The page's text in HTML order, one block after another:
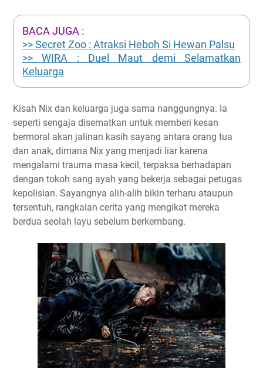
BACA JUGA :
>> Secret Zoo : Atraksi Heboh Si Hewan Palsu
>> WIRA : Duel Maut demi Selamatkan
Keluarga
Kisah Nix dan keluarga juga sama nanggungnya. Ia
seperti sengaja disematkan untuk memberi kesan
bermoral akan jalinan kasih sayang antara orang tua
dan anak, dimana Nix yang menjadi liar karena
mengalami trauma masa kecil, terpaksa berhadapan
dengan tokoh sang ayah yang bekerja sebagai petugas
kepolisian. Sayangnya alih-alih bikin terharu ataupun
tersentuh, rangkaian cerita yang mengikat mereka
berdua seolah layu sebelum berkembang.